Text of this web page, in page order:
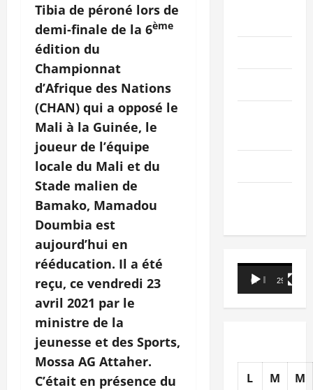
Tibia de péroné lors de
demi-finale de la 6ème
édition du
Championnat
d’Afrique des Nations
(CHAN) qui a opposé le
Mali à la Guinée, le
joueur de l’équipe
locale du Mali et du
Stade malien de
Bamako, Mamadou
Doumbia est
aujourd’hui en
rééducation. Il a été
reçu, ce vendredi 23
avril 2021 par le
ministre de la
jeunesse et des Sports,
Mossa AG Attaher.
C’était en présence du
Lecteur
vidéo
00:00 29:21
L M M